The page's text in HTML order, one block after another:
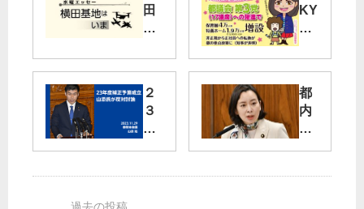
田
基
は
ま
（
２
）
KY
O
日
本
共
産
党
カ
ク
２
３
年
都
内
賃